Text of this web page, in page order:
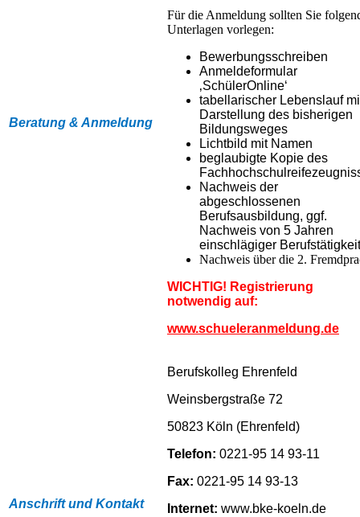
Beratung & Anmeldung
Für die Anmeldung sollten Sie
Unterlagen vorlegen:
Bewerbungsschreiben
Anmeldeformular
‚SchülerOnline‘
tabellarischer Lebenslauf
Darstellung des bisherigen
Bildungsweges
Lichtbild mit Namen
beglaubigte Kopie des
Nachweis der
abgeschlossenen
Berufsausbildung, ggf.
Nachweis von 5 Jahren
einschlägiger Berufstätigkeit
Nachweis über die 2.
WICHTIG! Registrierung
notwendig auf:
www.schueleranmeldung.de
Anschrift und Kontakt
Berufskolleg Ehrenfeld
Weinsbergstraße 72
50823 Köln (Ehrenfeld)
Telefon: 0221-95 14 93-11
Fax: 0221-95 14 93-13
Internet: www.bke-koeln.de